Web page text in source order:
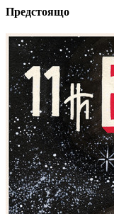
Предстоящо